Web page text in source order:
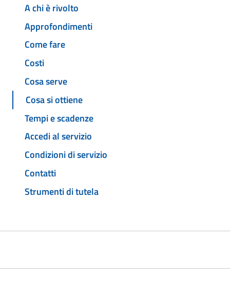
A chi è rivolto
Approfondimenti
Come fare
Costi
Cosa serve
Cosa si ottiene
Tempi e scadenze
Accedi al servizio
Condizioni di servizio
Contatti
Strumenti di tutela